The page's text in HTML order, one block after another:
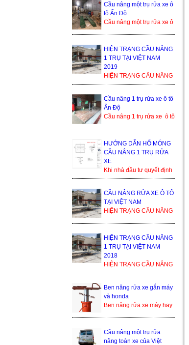
nâng 1 trụ rửa xe ô ...
Cầu nâng một trụ rửa xe ô
tô Ấn Độ
Cầu nâng một trụ rửa xe ô
trong thị trường ...
HIỆN TRẠNG CẦU NÂNG
1 TRỤ TẠI VIỆT NAM
2019
HIỆN TRẠNG CẦU NÂNG
1 TRỤ TẠI VIỆT NAM
nâng xe ô tô, cầu nâng xe
1 trụ...
Cầu nâng 1 trụ rửa xe ô tô
Ấn Độ
Cầu nâng 1 trụ rửa xe ô tô
kiện sản xuất tạ...
HƯỚNG DẪN HỐ MÓNG
CẦU NÂNG 1 TRỤ RỬA
XE
Khi nhà đầu tư quyết định
lắp đặt cầu nâng 1 trụ, thì
bình thường họ sẽ nhận
được yêu cầu từ đơn ...
CẦU NÂNG RỬA XE Ô TÔ
TẠI VIỆT NAM
HIỆN TRẠNG CẦU NÂNG
nâng xe ô tô, cầu nâng xe
1 tr...
HIỆN TRẠNG CẦU NÂNG
1 TRỤ TẠI VIỆT NAM
2018
HIỆN TRẠNG CẦU NÂNG
1 TRỤ TẠI VIỆT NAM
2018 Trong thế giới cầu
nâng xe ô tô, cầu nâng xe
1 trụ ...
Ben nâng rửa xe gắn máy
và honda
Ben nâng rửa xe máy hay
thiết bị nâng hạ xe máy
đượ...
Cầu nâng một trụ rửa
nâng toàn xe của Việt